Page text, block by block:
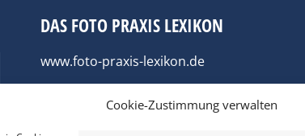
Cookie-Zustimmung verwalten
DAS FOTO PRAXIS LEXIKON
www.foto-praxis-lexikon.de